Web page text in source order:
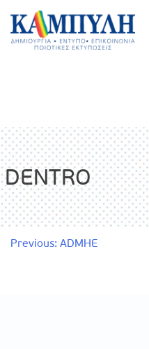
Skip
content
DENTRO
Πλοήγηση
Previous: ADMHE